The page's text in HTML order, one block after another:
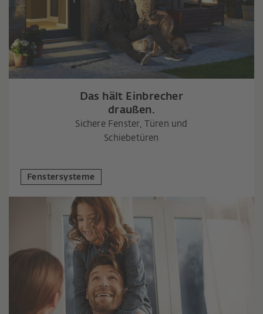
Das hält Einbrecher
draußen.
Sichere Fenster, Türen und
Schiebetüren
Fenstersysteme